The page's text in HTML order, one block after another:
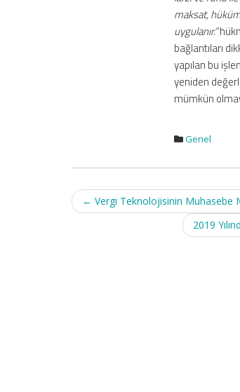
maksat,
uygulanır.”
bağlantıları
yapılan bu
yeniden
mümkün
Genel
Post
navigation
← Vergi Teknolojisinin Muhasebe
2019